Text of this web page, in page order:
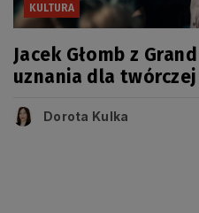
KULTURA
Jacek Głomb z
uznania dla
Dorota Kulka